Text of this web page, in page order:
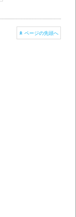
ページの先頭へ